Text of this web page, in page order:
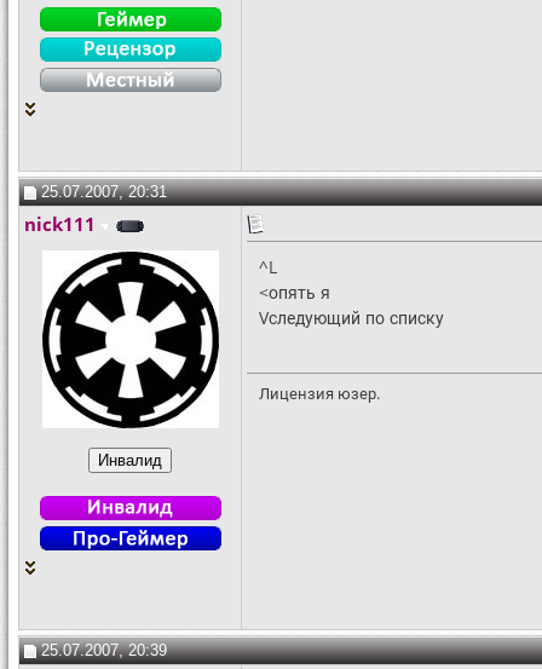
25.07.2007, 20:31
nick111
^L
<опять я
Vследующий по списку
Лицензия юзер.
25.07.2007, 20:39